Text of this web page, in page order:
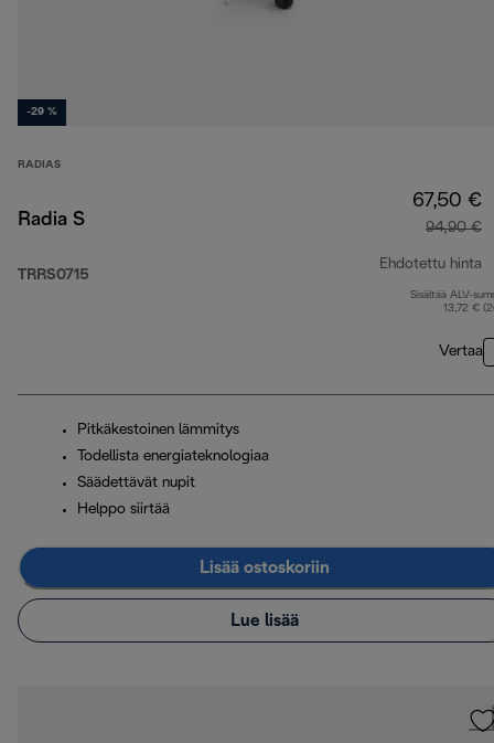
-29 %
RADIAS
Radia S
TRRS0715
67,50 €
94,90 €
Ehdotettu hinta
Sisältää ALV-
13,72 €
Vertaa
Pitkäkestoinen lämmitys
Todellista energiateknologiaa
Säädettävät nupit
Helppo siirtää
Lisää ostoskoriin
Lue lisää